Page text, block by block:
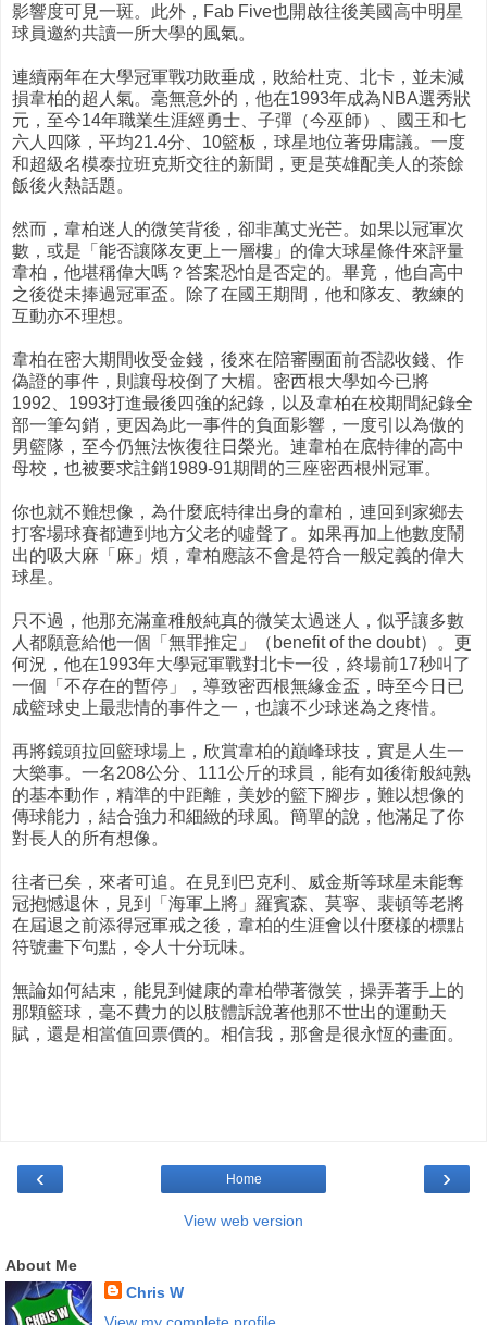
影響度可見一斑。此外，Fab Five也開啟往後美國高中明星
球員邀約共讀一所大學的風氣。
連續兩年在大學冠軍戰功敗垂成，敗給杜克、北卡，並未減
損韋柏的超人氣。毫無意外的，他在1993年成為NBA選秀狀
元，至今14年職業生涯經勇士、子彈（今巫師）、國王和七
六人四隊，平均21.4分、10籃板，球星地位著毋庸議。一度
和超級名模泰拉班克斯交往的新聞，更是英雄配美人的茶餘
飯後火熱話題。
然而，韋柏迷人的微笑背後，卻非萬丈光芒。如果以冠軍次
數，或是「能否讓隊友更上一層樓」的偉大球星條件來評量
韋柏，他堪稱偉大嗎？答案恐怕是否定的。畢竟，他自高中
之後從未捧過冠軍盃。除了在國王期間，他和隊友、教練的
互動亦不理想。
韋柏在密大期間收受金錢，後來在陪審團面前否認收錢、作
偽證的事件，則讓母校倒了大楣。密西根大學如今已將
1992、1993打進最後四強的紀錄，以及韋柏在校期間紀錄全
部一筆勾銷，更因為此一事件的負面影響，一度引以為傲的
男籃隊，至今仍無法恢復往日榮光。連韋柏在底特律的高中
母校，也被要求註銷1989-91期間的三座密西根州冠軍。
你也就不難想像，為什麼底特律出身的韋柏，連回到家鄉去
打客場球賽都遭到地方父老的噓聲了。如果再加上他數度鬧
出的吸大麻「麻」煩，韋柏應該不會是符合一般定義的偉大
球星。
只不過，他那充滿童稚般純真的微笑太過迷人，似乎讓多數
人都願意給他一個「無罪推定」（benefit of the doubt）。更
何況，他在1993年大學冠軍戰對北卡一役，終場前17秒叫了
一個「不存在的暫停」，導致密西根無緣金盃，時至今日已
成籃球史上最悲情的事件之一，也讓不少球迷為之疼惜。
再將鏡頭拉回籃球場上，欣賞韋柏的巔峰球技，實是人生一
大樂事。一名208公分、111公斤的球員，能有如後衛般純熟
的基本動作，精準的中距離，美妙的籃下腳步，難以想像的
傳球能力，結合強力和細緻的球風。簡單的說，他滿足了你
對長人的所有想像。
往者已矣，來者可追。在見到巴克利、威金斯等球星未能奪
冠抱憾退休，見到「海軍上將」羅賓森、莫寧、裴頓等老將
在屆退之前添得冠軍戒之後，韋柏的生涯會以什麼樣的標點
符號畫下句點，令人十分玩味。
無論如何結束，能見到健康的韋柏帶著微笑，操弄著手上的
那顆籃球，毫不費力的以肢體訴說著他那不世出的運動天
賦，還是相當值回票價的。相信我，那會是很永恆的畫面。
‹ ›
Home
View web version
About Me
Chris W